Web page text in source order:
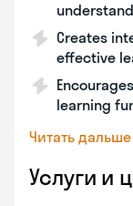
Creates
effective
learning
Читать дальше
Услуги и